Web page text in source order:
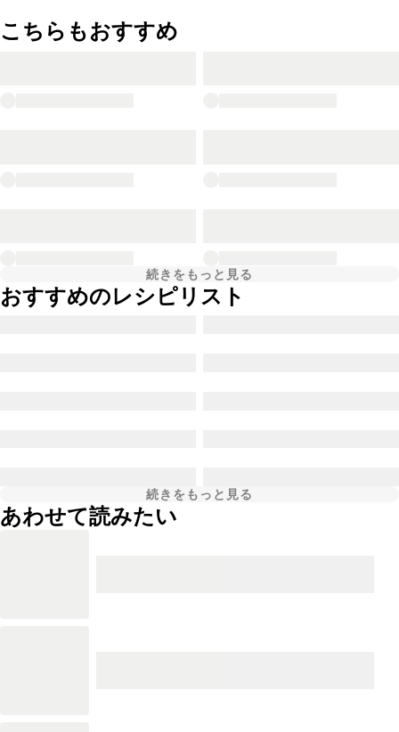
こちらもおすすめ
続きをもっと見る
おすすめのレシピリスト
続きをもっと見る
あわせて読みたい